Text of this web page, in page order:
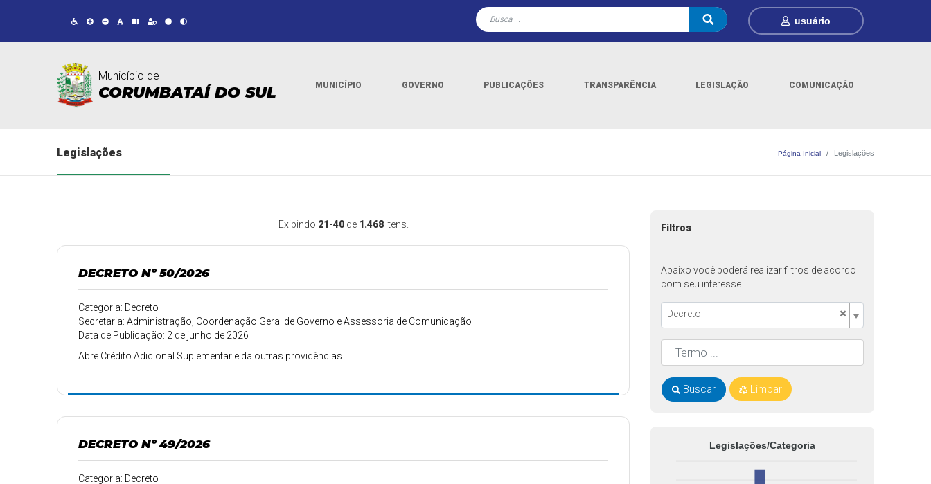
usuário
Município de
CORUMBATAÍ DO SUL MUNICÍPIO GOVERNO PUBLICAÇÕES TRANSPARÊNCIA LEGISLAÇÃO COMUNICAÇÃO
Legislações Página Inicial Legislações
Exibindo 21-40de 1.468itens.
DECRETO Nº 50/2026
Categoria: Decreto
Secretaria: Administração, Coordenação Geral de Governo e Assessoria de Comunicação
Data de Publicação: 2 de junho de 2026
Abre Crédito Adicional Suplementar e da outras providências.
DECRETO Nº 49/2026
Categoria: Decreto
Filtros
Abaixo você poderá realizar filtros de acordo
com seu interesse.
×
Decreto
Buscar Limpar
Legislações/Categoria